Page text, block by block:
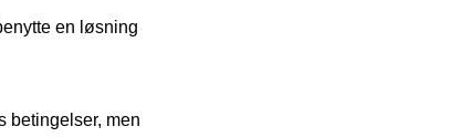
en løsning
betingelser, men